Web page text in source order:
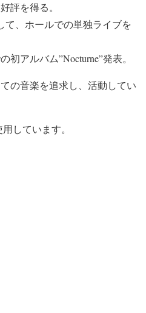
評を得る。
て、ホールでの単独ライブを
初アルバム”Nocturne”発表。
の音楽を追求し、活動してい
しています。